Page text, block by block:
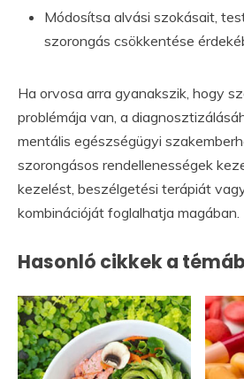
Módosítsa alvási szokásait,
szorongás csökkentése
Ha orvosa arra gyanakszik, hogy
problémája van, a
mentális egészségügyi
szorongásos rendellenességek
kezelést, beszélgetési terápiát
kombinációját foglalhatja magában.
Hasonló cikkek a